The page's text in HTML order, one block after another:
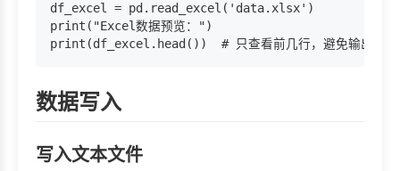
df_excel = pd.read_excel('data.xlsx')
print("Excel数据预览：")
数据写入
写入文本文件